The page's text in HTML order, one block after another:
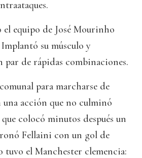
el equipo de José Mourinho
su músculo y
par de rápidas combinaciones.
para marcharse de
una acción que no culminó
colocó minutos después un
Fellaini con un gol de
tuvo el Manchester clemencia: